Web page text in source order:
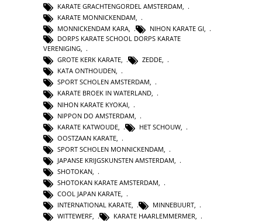
KARATE GRACHTENGORDEL AMSTERDAM,
KARATE MONNICKENDAM,
MONNICKENDAM KARA, NIHON KARATE GI,
DORPS KARATE SCHOOL DORPS KARATE
VERENIGING,
GROTE KERK KARATE, ZEDDE,
KATA ONTHOUDEN,
SPORT SCHOLEN AMSTERDAM,
KARATE BROEK IN WATERLAND,
NIHON KARATE KYOKAI
NIPPON DO AMSTERDAM
KARATE KATWOUDE
HET SCHOUW
OOSTZAAN KARATE
SPORT SCHOLEN MONNICKENDAM
JAPANSE KRIJGSKUNSTEN AMSTERDAM
SHOTOKAN
SHOTOKAN KARATE AMSTERDAM
COOL JAPAN KARATE,
INTERNATIONAL KARATE, MINNEBUURT,
WITTEWERF, KARATE HAARLEMMERMER,